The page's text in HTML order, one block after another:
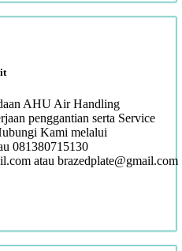
AHU Air Handling
penggantian serta Service
Kami melalui
081380715130
atau brazedplate@gmail.com